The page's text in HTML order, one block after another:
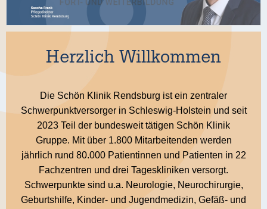
Herzlich Willkommen
Die Schön Klinik Rendsburg ist ein zentraler
Schwerpunktversorger in Schleswig-Holstein und seit
2023 Teil der bundesweit tätigen Schön Klinik
Gruppe. Mit über 1.800 Mitarbeitenden werden
jährlich rund 80.000 Patientinnen und Patienten in 22
Fachzentren und drei Tageskliniken versorgt.
Schwerpunkte sind u.a. Neurologie, Neurochirurgie,
Geburtshilfe, Kinder- und Jugendmedizin, Gefäß- und